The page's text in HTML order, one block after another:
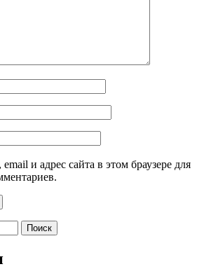
и адрес сайта в этом браузере для